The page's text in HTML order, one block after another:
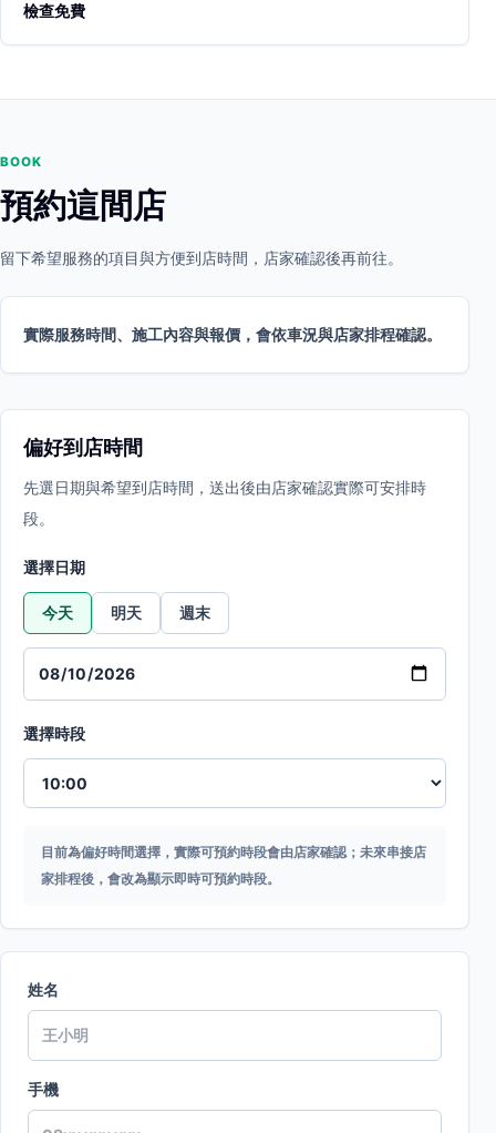
檢查免費
BOOK
預約這間店
留下希望服務的項目與方便到店時間，店家確認後再前往。
實際服務時間、施工內容與報價，會依車況與店家排程確認。
偏好到店時間
先選日期與希望到店時間，送出後由店家確認實際可安排時
段。
選擇日期
今天 明天 週末
選擇時段
目前為偏好時間選擇，實際可預約時段會由店家確認；未來串接店
家排程後，會改為顯示即時可預約時段。
姓名
手機